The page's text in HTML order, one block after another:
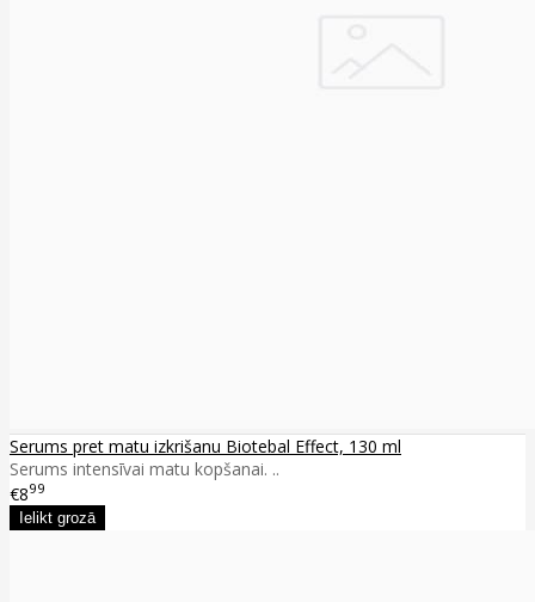
Serums pret matu izkrišanu Biotebal Effect, 130 ml
Serums intensīvai matu kopšanai. ..
€899